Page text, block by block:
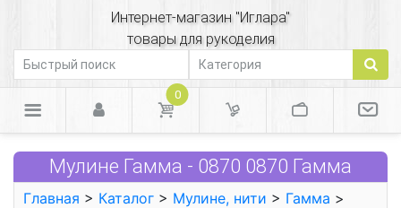
Интернет-магазин "Иглара"
товары для рукоделия
0
Мулине Гамма - 0870 0870 Гамма
Главная > Каталог > Мулине, нити > Гамма >